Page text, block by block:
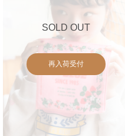
SOLD OUT
再入荷受付